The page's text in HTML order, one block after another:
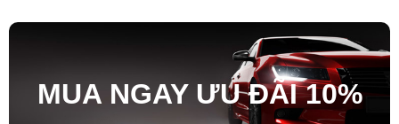
MUA NGAY ƯU ĐÃI10%